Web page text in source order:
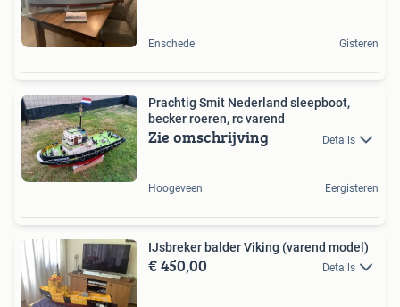
Enschede Gisteren
Prachtig Smit Nederland sleepboot,
becker roeren, rc varend
Zie omschrijving Details
Hoogeveen Eergisteren
IJsbreker balder Viking (varend model)
€ 450,00 Details